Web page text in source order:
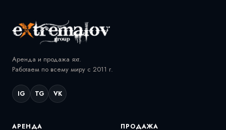
Аренда и продажа яхт.
Работаем по всему миру с 2011 г.
IG TG VK
АРЕНДА ПРОДАЖА